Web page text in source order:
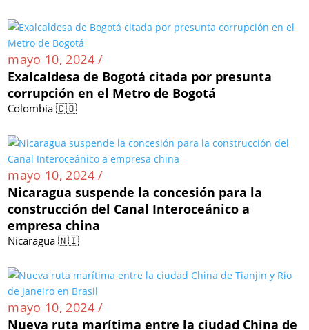
mayo 10, 2024 /
Exalcaldesa de Bogotá citada por presunta
corrupción en el Metro de Bogotá
Colombia 🇨🇴
mayo 10, 2024 /
Nicaragua suspende la concesión para la
construcción del Canal Interoceánico a
empresa china
Nicaragua 🇳🇮
mayo 10, 2024 /
Nueva ruta marítima entre la ciudad China de